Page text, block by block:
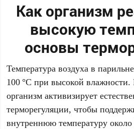
Как организм
высокую
основы
Температура воздуха в
100 °C при высокой
организм активизирует
терморегуляции, чтобы
внутреннюю температуру около